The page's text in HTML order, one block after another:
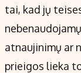
tai, kad jų
atnaujinimų ar
prieigos lieka